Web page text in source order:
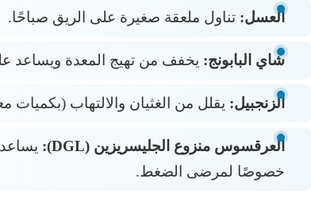
العسل: تناول ملعقة صغيرة على الريق صباحًا.
شاي البابونج: يخفف من تهيج المعدة ويساعد
الزنجبيل: يقلل من الغثيان والالتهاب (بكميات
العرقسوس منزوع الجليسريزين (DGL):
خصوصًا لمرضى الضغط.